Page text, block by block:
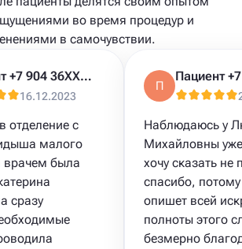
во время процедур и
в самочувствии.
Пациент +7 904 36XXXXX
16.12.2023
отделение с
малого
была
сразу
П
Наблюдаюсь у
Михайловны
хочу сказать не
спасибо, потому
опишет всей
полноты этого
безмерно